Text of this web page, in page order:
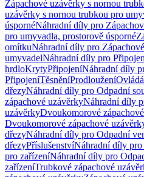
Zápachové uzávěrky s nornou
uzávěrky s nornou trubkou pro
úspornéNáhradní díly pro
pro umyvadla, prostorově úsporné
omítkuNáhradní díly pro
umyvadelNáhradní díly pro
hrdloKrytyPřipojeníNáhradní díly
PřipojeníTěsněníProdloužení
dřezyNáhradní díly pro Odpadní
zápachové uzávěrkyNáhradní díly
uzávěrkyDvoukomorové
Dvoukomorové zápachové
dřezyNáhradní díly pro Odpadní
dřezyPříslušenstvíNáhradní díly pro
pro zařízeníNáhradní díly pro
zařízeníTrubkové zápachové